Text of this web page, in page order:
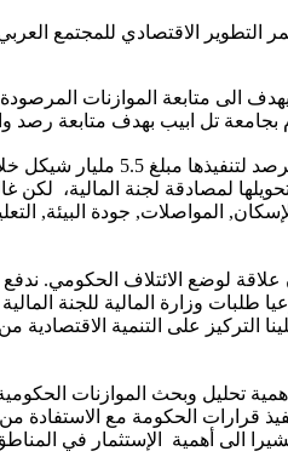
التطوير الاقتصادي للمجتمع
هذا المؤتمر سنويا بالتعاون مع الأعضاء العرب في لجنة المالية
المواصلات, جودة البيئة,
لوضع الائتلاف الحكومي. ندفع
على التنمية
وبحث الموازنات الحكومية
قرارات الحكومة مع
أهمية الإستثمار في